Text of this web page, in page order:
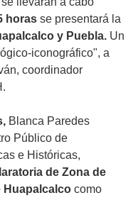
horas se presentará la
y Puebla. Un
iconográfico", a
coordinador
Blanca Paredes
Público de
e Históricas,
de Zona de
Huapalcalco como